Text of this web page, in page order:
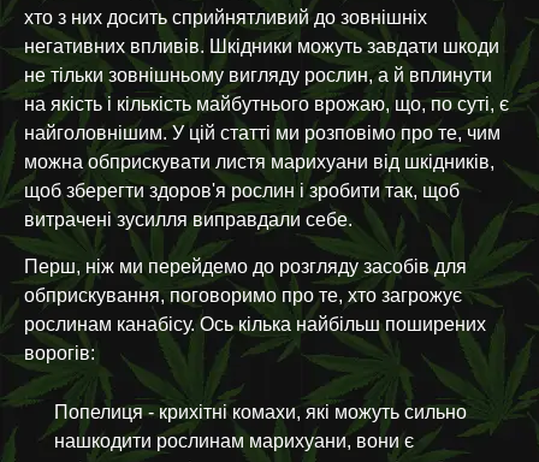
хто з них досить сприйнятливий до зовнішніх
негативних впливів. Шкідники можуть завдати шкоди
не тільки зовнішньому вигляду рослин, а й вплинути
на якість і кількість майбутнього врожаю, що, по суті, є
найголовнішим. У цій статті ми розповімо про те, чим
можна обприскувати листя марихуани від шкідників,
щоб зберегти здоров'я рослин і зробити так, щоб
витрачені зусилля виправдали себе.
Перш, ніж ми перейдемо до розгляду засобів для
обприскування, поговоримо про те, хто загрожує
рослинам канабісу. Ось кілька найбільш поширених
ворогів:
Попелиця - крихітні комахи, які можуть сильно
нашкодити рослинам марихуани, вони є